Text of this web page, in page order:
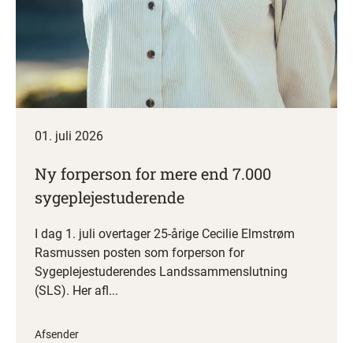
01. juli 2026
Ny forperson for mere end 7.000
sygeplejestuderende
I dag 1. juli overtager 25-årige Cecilie Elmstrøm
Rasmussen posten som forperson for
Sygeplejestuderendes Landssammenslutning
(SLS). Her afl...
Afsender